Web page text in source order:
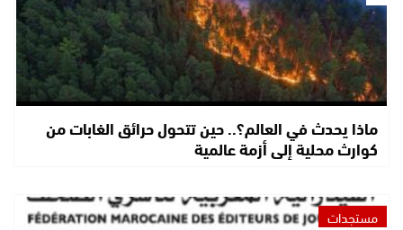
ماذا يحدث في العالم؟.. حين تتحول حرائق الغابات من
كوارث محلية إلى أزمة عالمية
مستجدات